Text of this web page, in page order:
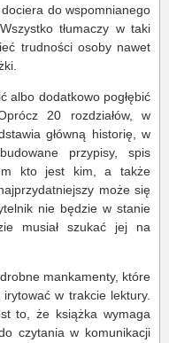
do wspomnianego
tłumaczy w taki
trudności osoby nawet
albo dodatkowo pogłębić
20 rozdziałów, w
główną historię, w
przypisy, spis
kto jest kim, a także
może się
nie będzie w stanie
musiał szukać jej na
mankamenty, które
w trakcie lektury.
to, że książka wymaga
czytania w komunikacji